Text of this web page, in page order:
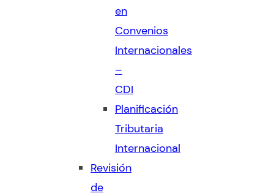
en
Convenios
Internacionales
–
CDI
Planificación
Tributaria
Internacional
Revisión
de